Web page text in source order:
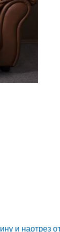
и наотрез